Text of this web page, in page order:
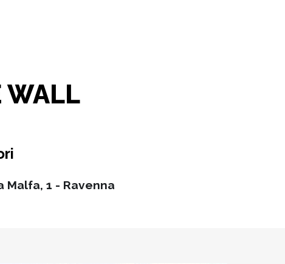
WALL
Malfa, 1 - Ravenna